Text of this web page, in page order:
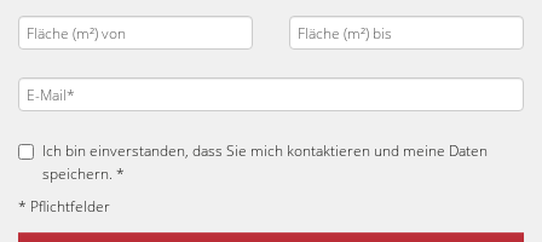
Ich bin einverstanden, dass Sie mich kontaktieren und meine Daten
speichern. *
* Pflichtfelder